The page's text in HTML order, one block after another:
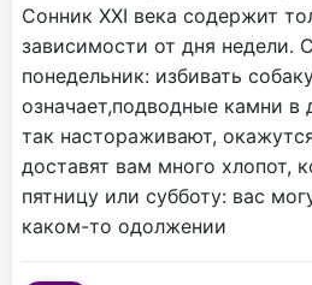
Сонник XXI века содержит
зависимости от дня недели.
понедельник: избивать
означает,подводные камни в
так настораживают,
доставят вам много хлопот,
пятницу или субботу: вас
каком-то одолжении